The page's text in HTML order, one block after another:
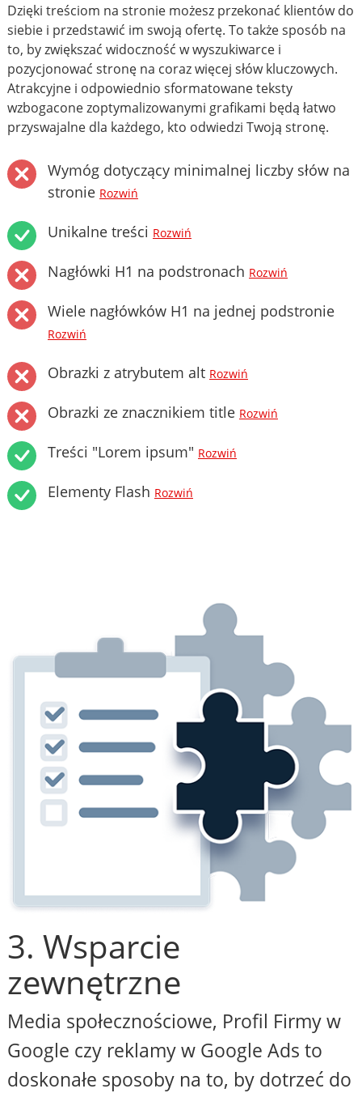
Dzięki treściom na stronie możesz przekonać klientów do
siebie i przedstawić im swoją ofertę. To także sposób na
to, by zwiększać widoczność w wyszukiwarce i
pozycjonować stronę na coraz więcej słów kluczowych.
Atrakcyjne i odpowiednio sformatowane teksty
wzbogacone zoptymalizowanymi grafikami będą łatwo
przyswajalne dla każdego, kto odwiedzi Twoją stronę.
Wymóg dotyczący minimalnej liczby słów na
stronie Rozwiń
Unikalne treści Rozwiń
Nagłówki H1 na podstronach Rozwiń
Wiele nagłówków H1 na jednej podstronie
Rozwiń
Obrazki z atrybutem alt Rozwiń
Obrazki ze znacznikiem title Rozwiń
Treści "Lorem ipsum" Rozwiń
Elementy Flash Rozwiń
3. Wsparcie
zewnętrzne
Media społecznościowe, Profil Firmy w
Google czy reklamy w Google Ads to
doskonałe sposoby na to, by dotrzeć do